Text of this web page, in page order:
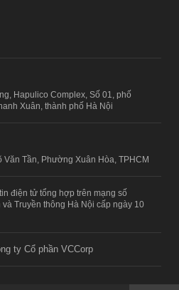
Hapulico Complex, Số 01, phố
Xuân, thành phố Hà Nội
Văn Tần, Phường Xuân Hòa, TPHCM
điện tử tổng hợp trên mạng số
Truyền thông Hà Nội cấp ngày 10
ty Cổ phần VCCorp